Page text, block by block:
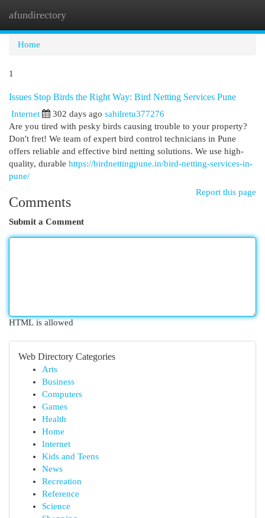
afundirectory
Home
1
Issues Stop Birds the Right Way: Bird Netting Services Pune
Internet 302 days ago sahilretu377276
Are you tired with pesky birds causing trouble to your property?
Don't fret! We team of expert bird control technicians in Pune
offers reliable and effective bird netting solutions. We use high-
quality, durable https://birdnettingpune.in/bird-netting-services-in-
pune/
Report this page
Comments
Submit a Comment
HTML is allowed
Web Directory Categories
Arts
Business
Computers
Games
Health
Home
Internet
Kids and Teens
News
Recreation
Reference
Science